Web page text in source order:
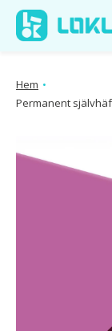
Hem •
Permanent